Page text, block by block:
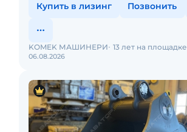
Купить в лизинг Позвонить
06.08.2026
KOMEK МАШИНЕРИ 13 лет на площадке